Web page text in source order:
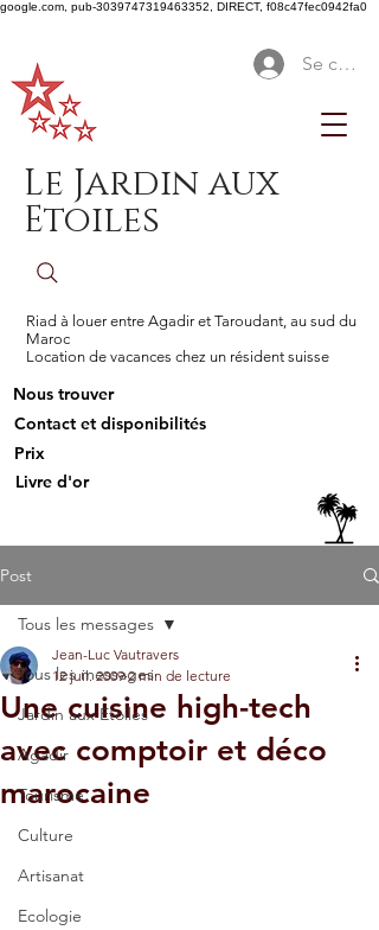
google.com, pub-3039747319463352, DIRECT, f08c47fec0942fa0
Se
Le Jardin aux
Etoiles
Riad à louer entre Agadir et Taroudant, au sud du
Maroc
Location de vacances chez un résident suisse
Nous trouver
Contact et disponibilités
Prix
Livre d'or
Post
Tous les messages
Jardin aux Etoiles
Agadir
Tourisme
Culture
Artisanat
Ecologie
Tous les messages
Une cuisine high-tech
avec comptoir et déco
marocaine
Jean-Luc Vautravers
12 juil. 2009 2 min de lecture